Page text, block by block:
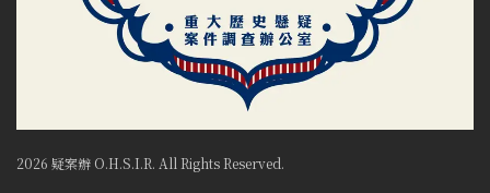
2026 疑案辦 O.H.S.I.R. All Rights Reserved.